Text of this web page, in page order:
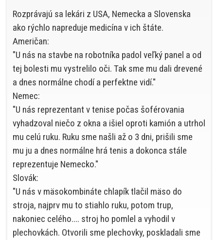
Rozprávajú sa lekári z USA, Nemecka a Slovenska
ako rýchlo napreduje medicína v ich štáte.
Američan:
"U nás na stavbe na robotníka padol veľký panel a od
tej bolesti mu vystrelilo oči. Tak sme mu dali drevené
a dnes normálne chodí a perfektne vidí."
Nemec:
"U nás reprezentant v tenise počas šoférovania
vyhadzoval niečo z okna a išiel oproti kamión a utrhol
mu celú ruku. Ruku sme našli až o 3 dni, prišili sme
mu ju a dnes normálne hrá tenis a dokonca stále
reprezentuje Nemecko."
Slovák:
"U nás v mäsokombináte chlapík tlačil mäso do
stroja, najprv mu to stiahlo ruku, potom trup,
nakoniec celého.... stroj ho pomlel a vyhodil v
plechovkách. Otvorili sme plechovky, poskladali sme